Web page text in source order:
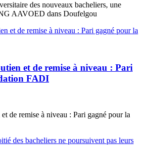
des nouveaux bacheliers, une
AAVOED dans Doufelgou
et de remise à niveau : Pari
FADI
de remise à niveau : Pari gagné pour la